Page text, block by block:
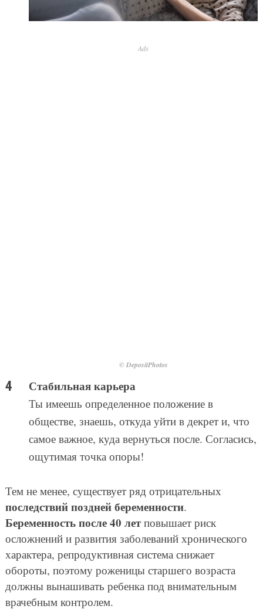
Ads
© DepositPhotos
Стабильная карьера
Ты имеешь определенное положение в
обществе, знаешь, откуда уйти в декрет и, что
самое важное, куда вернуться после. Согласись,
ощутимая точка опоры!
Тем не менее, существует ряд отрицательных
последствий поздней беременности.
Беременность после 40 летповышает риск
осложнений и развития заболеваний хронического
характера, репродуктивная система снижает
обороты, поэтому роженицы старшего возраста
должны вынашивать ребенка под внимательным
врачебным контролем.